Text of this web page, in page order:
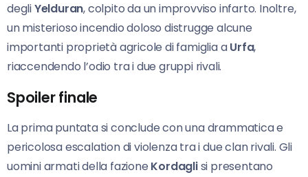
degliYelduran, colpito da un improvviso infarto. Inoltre,
un misterioso incendio doloso distrugge alcune
importanti proprietà agricole di famiglia aUrfa,
riaccendendo l’odio tra i due gruppi rivali.
Spoiler finale
La prima puntata si conclude con una drammatica e
pericolosa escalation di violenza tra i due clan rivali. Gli
uomini armati della fazione Kordaglisi presentano